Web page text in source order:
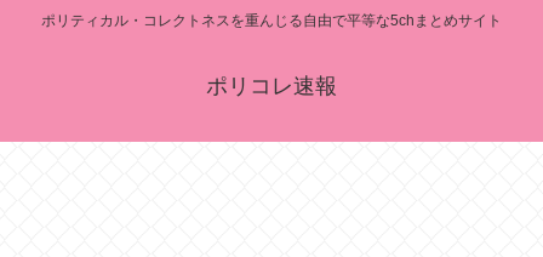
ポリティカル・コレクトネスを重んじる自由で平等な5chまとめサイト
ポリコレ速報